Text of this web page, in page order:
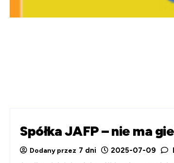
Spółka JAFP – nie ma
Dodany przez 7 dni 2025-07-09